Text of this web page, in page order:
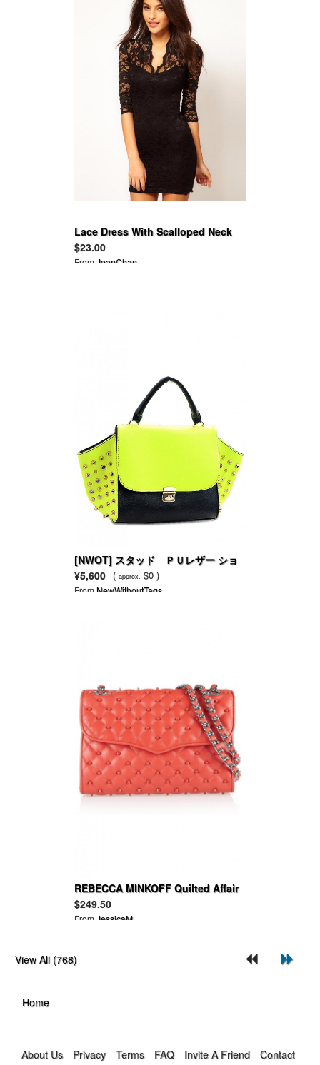
Lace Dress With Scalloped Neck
Slim Flower V-Neck 3/4 Sleeve
$23.00
From JeanChan
[NWOT] スタッド ＰＵレザー ショ
ルダー バッグ
¥5,600 ( approx. $0 )
FromNewWithoutTags
REBECCA MINKOFF Quilted Affair
studded leather shoulder bag
$249.50
From JessicaM
View All (768)
Home
About Us Privacy Terms FAQ Invite A Friend Contact Us